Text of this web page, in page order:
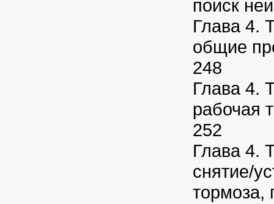
поиск
Глава 4.
общие
248
Глава 4.
рабочая
252
Глава 4.
снятие/
тормоза,